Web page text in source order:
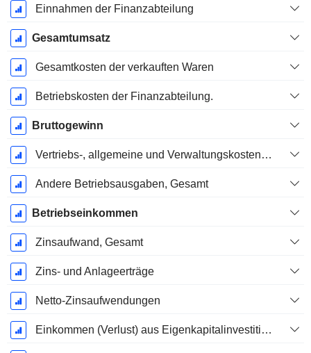
März
Einnahmen der Finanzabteilung
Gesamtumsatz
Gesamtkosten der verkauften Waren
Betriebskosten der Finanzabteilung.
Bruttogewinn
Vertriebs-, allgemeine und Verwaltungskosten, Gesamt
Andere Betriebsausgaben, Gesamt
Betriebseinkommen
Zinsaufwand, Gesamt
Zins- und Anlageerträge
Netto-Zinsaufwendungen
Einkommen (Verlust) aus Eigenkapitalinvestitionen.